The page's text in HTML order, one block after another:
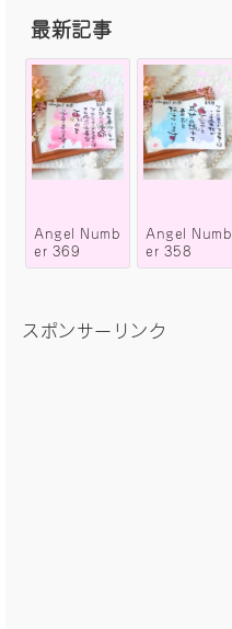
最新記事
Angel Numb
er 369
Angel Numb
er 358
スポンサーリンク